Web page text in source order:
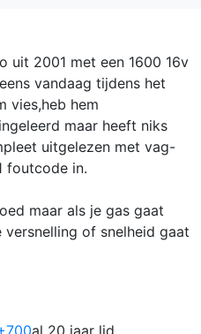
uit 2001 met een 1600 16v
vandaag tijdens het
vies,heb hem
maar heeft niks
uitgelezen met vag-
foutcode in.
maar als je gas gaat
of snelheid gaat
al 20 jaar lid